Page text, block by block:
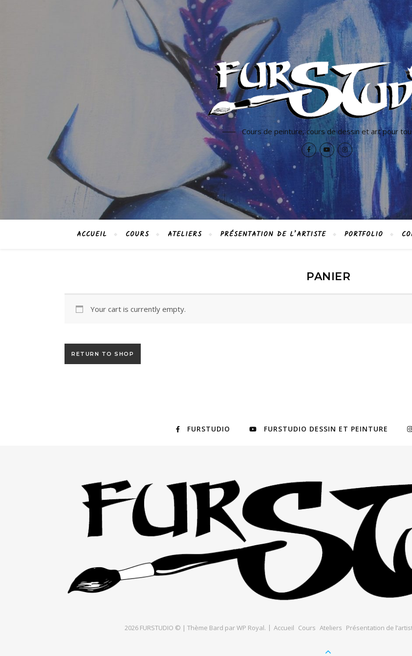
Cours de peinture, cours de dessin et art pour
ACCUEIL COURS ATELIERS PRÉSENTATION DE L’ARTISTE PORTFOLIO
PANIER
Your cart is currently empty.
RETURN TO SHOP
FURSTUDIO FURSTUDIO DESSIN ET PEINTURE
2026 FURSTUDIO © | Thème Bard parWP Royal. Accueil Cours Ateliers Présentation de